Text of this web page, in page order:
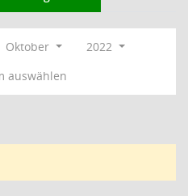
Oktober
2022
auswählen